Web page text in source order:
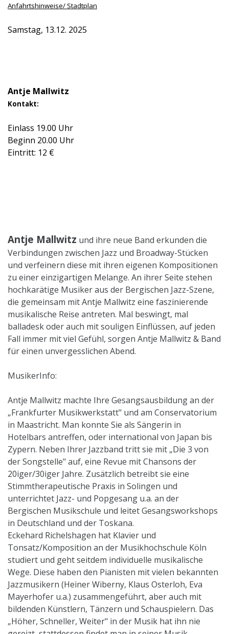
Anfahrtshinweise/ Stadtplan
Samstag, 13.12. 2025
Antje Mallwitz
Kontakt:
Einlass 19.00 Uhr
Beginn 20.00 Uhr
Eintritt: 12 €
Antje Mallwitz und ihre neue Band erkunden die
Verbindungen zwischen Jazz und Broadway-Stücken
und verfeinern diese mit ihren eigenen Kompositionen
zu einer einzigartigen Melange. An ihrer Seite stehen
hochkarätige Musiker aus der Bergischen Jazz-Szene,
die gemeinsam mit Antje Mallwitz eine faszinierende
musikalische Reise antreten. Mal beswingt, mal
balladesk oder auch mit souligen Einflüssen, auf jeden
Fall immer mit viel Gefühl, sorgen Antje Mallwitz & Band
für einen unvergesslichen Abend.
MusikerInfo:
Antje Mallwitz machte Ihre Gesangsausbildung an der
„Frankfurter Musikwerkstatt" und am Conservatorium
in Maastricht. Man konnte Sie als Sängerin in
Hotelbars antreffen, oder international von Japan bis
Zypern. Neben Ihrer Jazzband tritt sie mit „Die 3 von
der Songstelle" auf, eine Revue mit Chansons der
20iger/30iger Jahre. Zusätzlich betreibt sie eine
Stimmtherapeutische Praxis in Solingen und
unterrichtet Jazz- und Popgesang u.a. an der
Bergischen Musikschule und leitet Gesangsworkshops
in Deutschland und der Toskana.
Eckehard Richelshagen hat Klavier und
Tonsatz/Komposition an der Musikhochschule Köln
studiert und geht seitdem individuelle musikalische
Wege. Diese haben den Pianisten mit vielen bekannten
Jazzmusikern (Heiner Wiberny, Klaus Osterloh, Eva
Mayerhofer u.a.) zusammengeführt, aber auch mit
bildenden Künstlern, Tänzern und Schauspielern. Das
„Höher, Schneller, Weiter" in der Musik hat ihn nie